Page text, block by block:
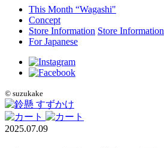
This Month “Wagashi"
Concept
Store Information Store Information
For Japanese
© suzukake
2025.07.09